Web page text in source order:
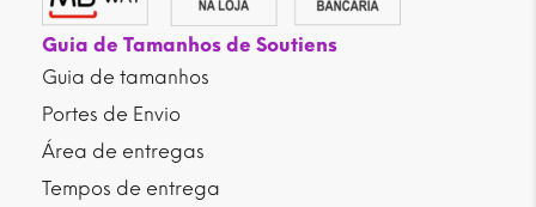
Guia de Tamanhos de Soutiens
Guia de tamanhos
Portes de Envio
Área de entregas
Tempos de entrega